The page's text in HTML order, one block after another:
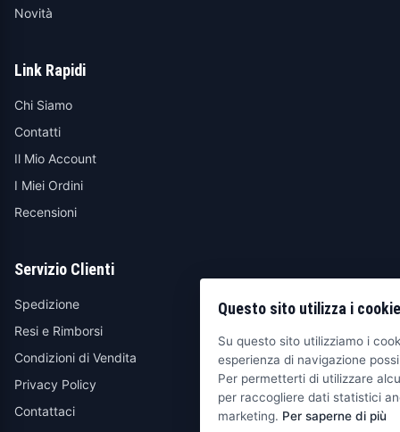
Novità
Link Rapidi
Chi Siamo
Contatti
Il Mio Account
I Miei Ordini
Recensioni
Servizio Clienti
Spedizione
Resi e Rimborsi
Condizioni di Vendita
Privacy Policy
Contattaci
Questo sito utilizza i cookie
Su questo sito utilizziamo i
esperienza di navigazione
Per permetterti di utilizzare
per raccogliere dati statistici
marketing. Per saperne di più